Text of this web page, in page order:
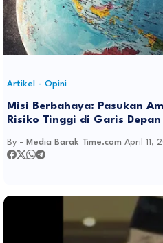
Artikel - Opini
Misi Berbahaya: Pasukan
Risiko Tinggi di Garis Depan
By - Media Barak Time.com April 11,